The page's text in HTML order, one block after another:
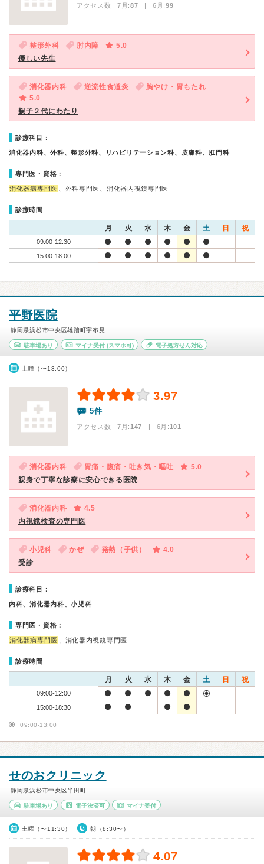
アクセス数 7月:87 | 6月:99
整形外科 肘内障
5.0
優しい先生
消化器内科 逆流性食道炎
胸やけ・胃もたれ
5.0
親子２代にわたり
診療科目：
消化器内科、外科、整形外科、リハビリテーション科、皮膚科、肛門科
専門医・資格：
消化器病専門医 、外科専門医、消化器内視鏡専門医
診療時間
月 火 水 木 金 土 日 祝
09:00-12:30
15:00-18:00
平野医院
静岡県浜松市中央区雄踏町宇布見
駐車場あり マイナ受付(スマホ可) 電子処方せん対応
土曜（〜13:00）
3.97
5件
アクセス数 7月:147 | 6月:101
消化器内科 胃痛・腹痛・吐き気・嘔吐
5.0
親身で丁寧な診察に安心できる医院
消化器内科
4.5
内視鏡検査の専門医
小児科 かぜ 発熱（子供）
4.0
受診
診療科目：
内科、消化器内科、小児科
専門医・資格：
消化器病専門医 、消化器内視鏡専門医
診療時間
月 火 水 木 金 土 日 祝
09:00-12:00
15:00-18:30
09:00-13:00
せのおクリニック
静岡県浜松市中央区半田町
駐車場あり 電子決済可 マイナ受付
土曜（〜11:30） 朝（8:30〜）
4.07